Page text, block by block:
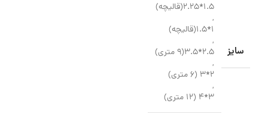
سایز
1.5*2.25(قالیچه)
,
1*1.5(قالیچه)
,
2.5*3.5(9 متری)
,
2*3 (6 متری)
,
3*4 (12 متری)